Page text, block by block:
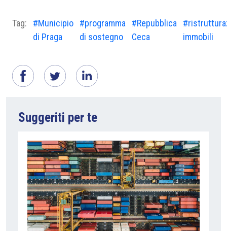
Tag:
#Municipio
di Praga
#programma
di sostegno
#Repubblica
Ceca
immobili
Suggeriti per te